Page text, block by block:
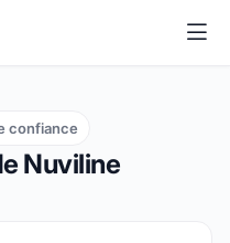
Nuviline
confiance